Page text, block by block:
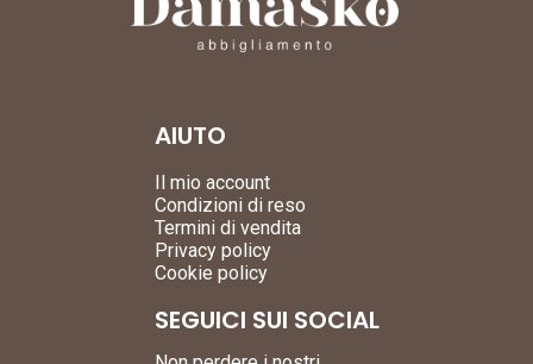
SEGUICI SUI SOCIAL
AIUTO
Il mio account
Condizioni di reso
Termini di vendita
Privacy policy
Cookie policy